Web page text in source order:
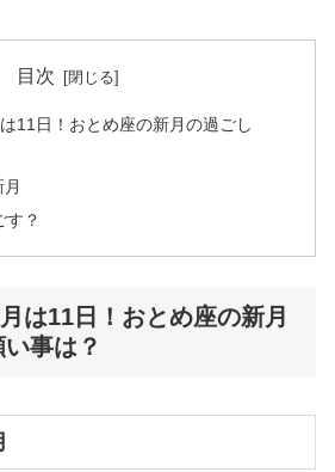
目次
11日！おとめ座の新月の過ごし
す？
は11日！おとめ座の新月
事は？